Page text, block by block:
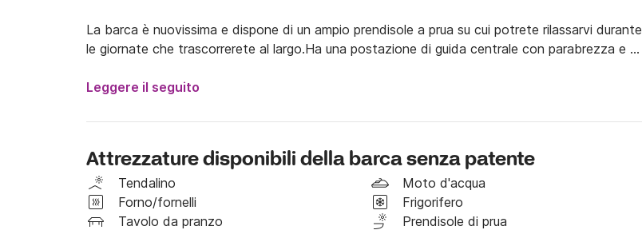
La barca è nuovissima e dispone di un ampio prendisole a prua su cui potrete rilassarvi durante
le giornate che trascorrerete al largo.Ha una postazione di guida centrale con parabrezza e T
durante le ore più calde della giornata.
La barca è alimentata da un motore da 40 CV e perciò potrà essere guidata anche senza
in mare insieme alla vostra famiglia o I vostri amici.
Il prezzo di noleggio esclude i costi aggiuntivi di carburante, cambusa ed eventuali ormeggi.
Leggere il seguito
Attrezzature disponibili della barca senza patente
Tendalino
Moto d'acqua
Forno/fornelli
Frigorifero
Tavolo da pranzo
Prendisole di prua